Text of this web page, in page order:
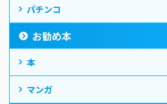
パチンコ
お勧め本
本
マンガ